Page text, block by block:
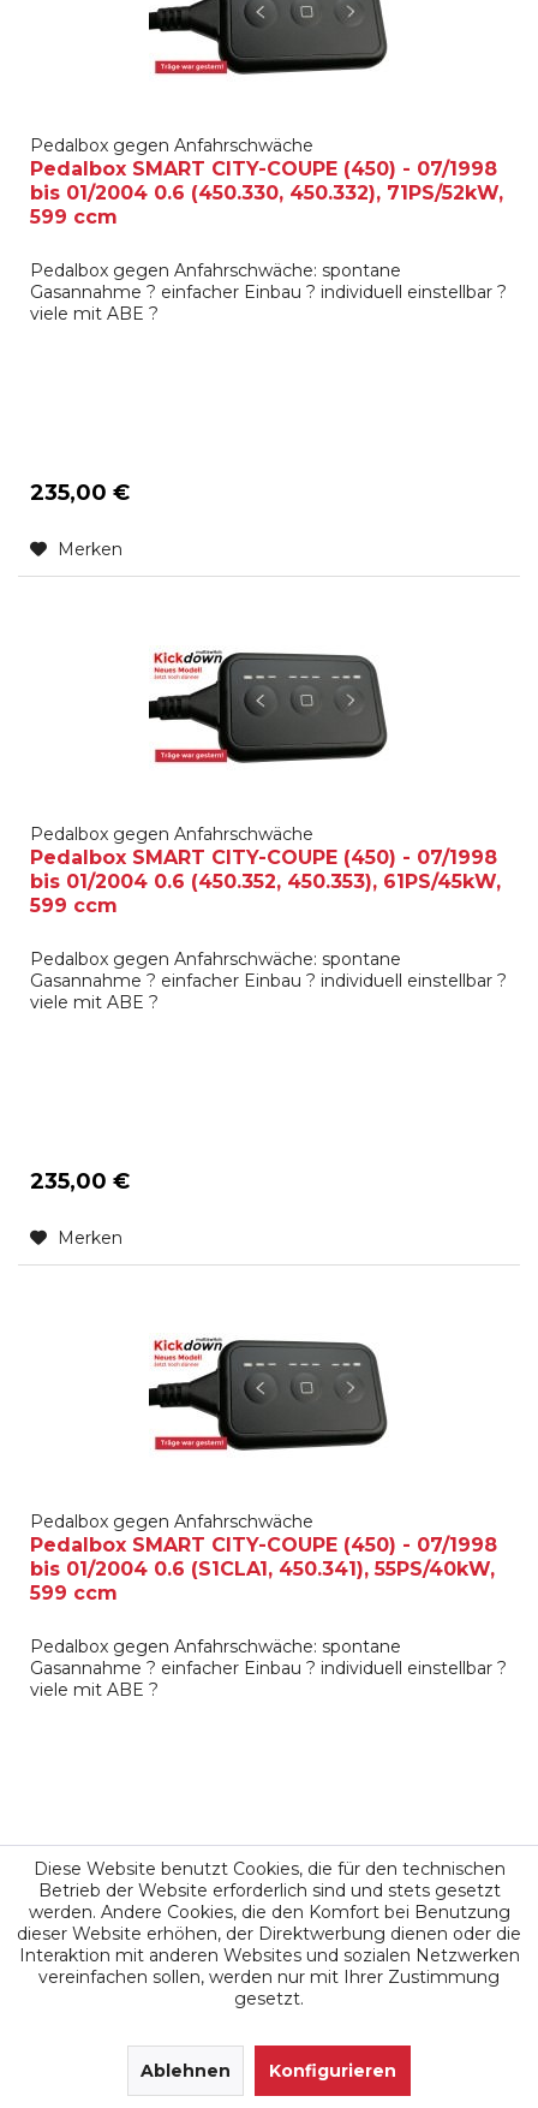
Pedalbox gegen Anfahrschwäche
Pedalbox SMART CITY-COUPE (450) - 07/1998
bis 01/2004 0.6 (450.330, 450.332), 71PS/52kW,
599 ccm
Pedalbox gegen Anfahrschwäche: spontane
Gasannahme ? einfacher Einbau ? individuell einstellbar ?
viele mit ABE ?
235,00 €
Merken
Pedalbox gegen Anfahrschwäche
Pedalbox SMART CITY-COUPE (450) - 07/1998
bis 01/2004 0.6 (450.352, 450.353), 61PS/45kW,
599 ccm
Pedalbox gegen Anfahrschwäche: spontane
Gasannahme ? einfacher Einbau ? individuell einstellbar ?
viele mit ABE ?
235,00 €
Merken
Pedalbox gegen Anfahrschwäche
Pedalbox SMART CITY-COUPE (450) - 07/1998
bis 01/2004 0.6 (S1CLA1, 450.341), 55PS/40kW,
599 ccm
Pedalbox gegen Anfahrschwäche: spontane
Gasannahme ? einfacher Einbau ? individuell einstellbar ?
viele mit ABE ?
235,00 €
Merken
Diese Website benutzt Cookies, die für den technischen
Betrieb der Website erforderlich sind und stets gesetzt
werden. Andere Cookies, die den Komfort bei Benutzung
dieser Website erhöhen, der Direktwerbung dienen oder die
Interaktion mit anderen Websites und sozialen Netzwerken
vereinfachen sollen, werden nur mit Ihrer Zustimmung
gesetzt.
Ablehnen Konfigurieren
SEHR GUT (4.9 / 5)
Bewertungen bei: google.de, shopvote.de ⓘ
Informationen zur Echtheit der Bewertungen